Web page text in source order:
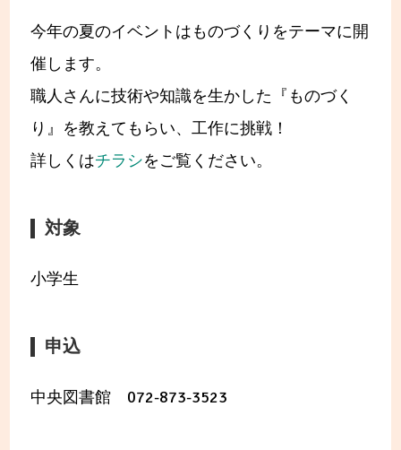
今年の夏のイベントはものづくりをテーマに開
催します。
職人さんに技術や知識を生かした『ものづく
り』を教えてもらい、工作に挑戦！
詳しくはチラシをご覧ください。
対象
小学生
申込
中央図書館 072-873-3523